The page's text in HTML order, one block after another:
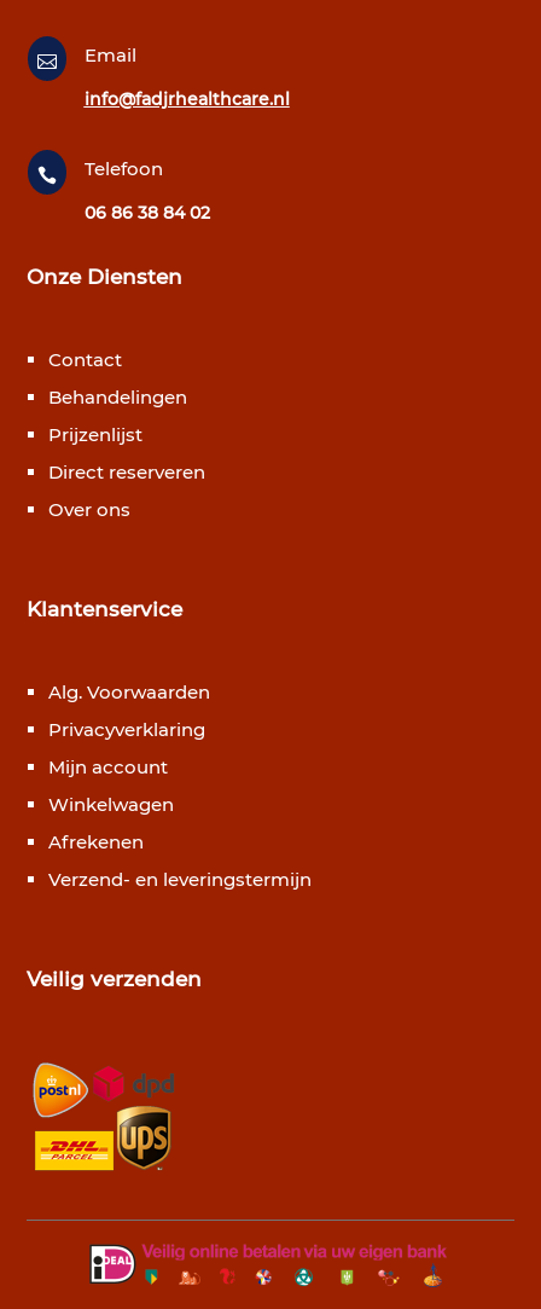
 Email
info@fadjrhealthcare.nl
 Telefoon
06 86 38 84 02
Onze Diensten
Contact
Behandelingen
Prijzenlijst
Direct reserveren
Over ons
Klantenservice
Alg. Voorwaarden
Privacyverklaring
Mijn account
Winkelwagen
Afrekenen
Verzend- en leveringstermijn
Veilig verzenden